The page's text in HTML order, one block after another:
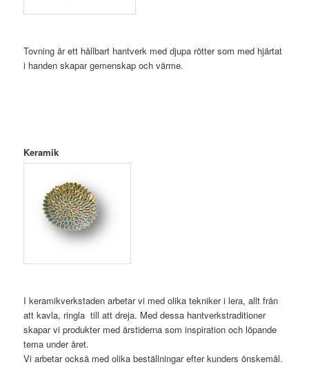
Tovning är ett hållbart hantverk med djupa rötter som med hjärtat
i handen skapar gemenskap och värme.
Keramik
I keramikverkstaden arbetar vi med olika tekniker i lera, allt från
att kavla, ringla till att dreja. Med dessa hantverkstraditioner
skapar vi produkter med årstiderna som inspiration och löpande
tema under året.
Vi arbetar också med olika beställningar efter kunders önskemål.